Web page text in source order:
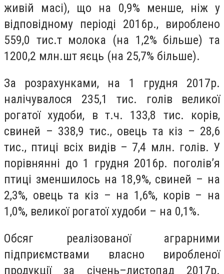
живій масі), що на 0,9% менше, ніж у
відповідному періоді 2016р., вироблено
559,0 тис.т молока (на 1,2% більше) та
1200,2 млн.шт яєць (на 25,7% більше).
За розрахунками, на 1 грудня 2017р.
налічувалося 235,1 тис. голів великої
рогатої худоби, в т.ч. 133,8 тис. корів,
свиней – 338,9 тис., овець та кіз – 28,6
тис., птиці всіх видів – 7,4 млн. голів. У
порівнянні до 1 грудня 2016р. поголів’я
птиці зменшилось на 18,9%, свиней – на
2,3%, овець та кіз – на 1,6%, корів – на
1,0%, великої рогатої худоби – на 0,1%.
Обсяг реалізованої аграрними
підприємствами власно виробленої
продукції за січень–листопад 2017р.